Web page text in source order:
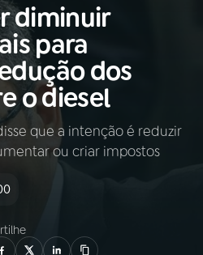
VIVO
diminuir
para
dos
o diesel
que a intenção é reduzir
ou criar impostos